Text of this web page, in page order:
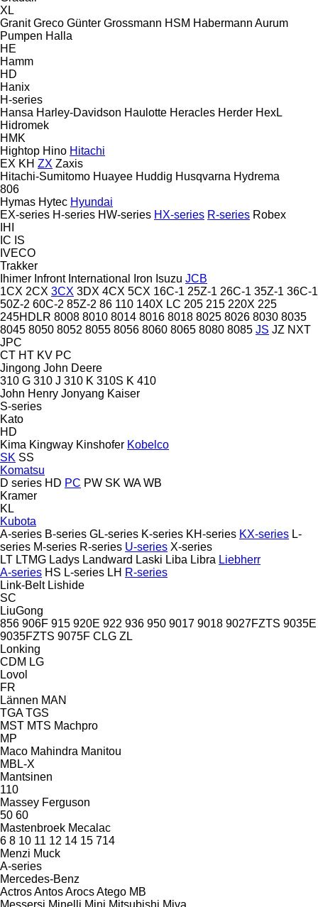
XL
Granit Greco Günter Grossmann HSM Habermann Aurum
Pumpen Halla
HE
Hamm
HD
Hanix
H-series
Hansa Harley-Davidson Haulotte Heracles Herder HexL
Hidromek
HMK
Hightop Hino Hitachi
EX KH ZX Zaxis
Hitachi-Sumitomo Huayee Huddig Husqvarna Hydrema
806
Hymas Hytec Hyundai
EX-series H-series HW-series HX-series R-series Robex
IHI
IC IS
IVECO
Trakker
Ihimer Infront International Iron Isuzu JCB
1CX 2CX 3CX 3DX 4CX 5CX 16C-1 25Z-1 26C-1 35Z-1 36C-1
50Z-2 60C-2 85Z-2 86 110 140X LC 205 215 220X 225
245HDLR 8008 8010 8014 8016 8018 8025 8026 8030 8035
8045 8050 8052 8055 8056 8060 8065 8080 8085 JS JZ NXT
JPC
CT HT KV PC
Jingong John Deere
310 G 310 J 310 K 310S K 410
John Henry Jonyang Kaiser
S-series
Kato
HD
Kima Kingway Kinshofer Kobelco
SK SS
Komatsu
D series HD PC PW SK WA WB
Kramer
KL
Kubota
A-series B-series GL-series K-series KH-series KX-series L-
series M-series R-series U-series X-series
LT LTMG Ladys Landward Laski Liba Libra Liebherr
A-series HS L-series LH R-series
Link-Belt Lishide
SC
LiuGong
856 906F 915 920E 922 936 950 9017 9018 9027FZTS 9035E
9035FZTS 9075F CLG ZL
Lonking
CDM LG
Lovol
FR
Lännen MAN
TGA TGS
MST MTS Machpro
MP
Maco Mahindra Manitou
MBL-X
Mantsinen
110
Massey Ferguson
50 60
Mastenbroek Mecalac
6 8 10 11 12 14 15 714
Menzi Muck
A-series
Mercedes-Benz
ActrosAntosArocsAtego MB
Messersi Minelli Mini Mitsubishi Miva